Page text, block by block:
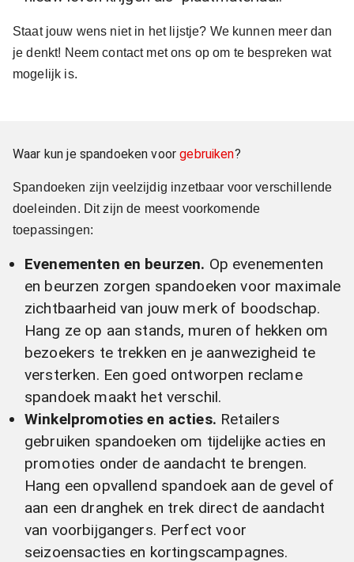
Staat jouw wens niet in het lijstje? We kunnen meer dan
je denkt! Neem contact met ons op om te bespreken wat
mogelijk is.
Waar kun je spandoeken voorgebruiken?
Spandoeken zijn veelzijdig inzetbaar voor verschillende
doeleinden. Dit zijn de meest voorkomende
toepassingen:
Evenementen en beurzen. Op evenementen
en beurzen zorgen spandoeken voor maximale
zichtbaarheid van jouw merk of boodschap.
Hang ze op aan stands, muren of hekken om
bezoekers te trekken en je aanwezigheid te
versterken. Een goed ontworpen reclame
spandoek maakt het verschil.
Winkelpromoties en acties. Retailers
gebruiken spandoeken om tijdelijke acties en
promoties onder de aandacht te brengen.
Hang een opvallend spandoek aan de gevel of
aan een dranghek en trek direct de aandacht
van voorbijgangers. Perfect voor
seizoensacties en kortingscampagnes.